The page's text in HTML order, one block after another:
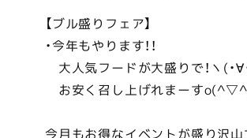
【ブル盛りフェア】
・今年もやります！！
大人気フードが大盛りで！ヽ(・∀
お安く召し上げれまーす
今月もお得なイベントが盛り沢